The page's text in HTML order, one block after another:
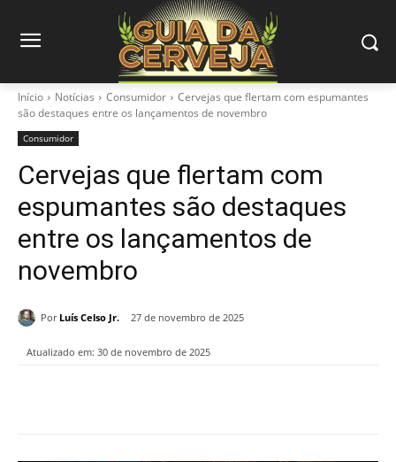
Início Notícias Consumidor
Cervejas que flertam com espumantes
são destaques entre os lançamentos de novembro
Consumidor
Cervejas que flertam com
espumantes são destaques
entre os lançamentos de
novembro
Por Luís Celso Jr. 27 de novembro de 2025
Atualizado em: 30 de novembro de 2025